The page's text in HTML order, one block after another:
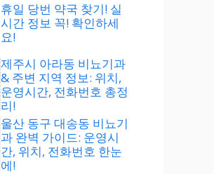
휴일 당번 약국 찾기! 실
시간 정보 꼭! 확인하세
요!
제주시 아라동 비뇨기과
& 주변 지역 정보: 위치,
운영시간, 전화번호 총정
리!
울산 동구 대송동 비뇨기
과 완벽 가이드: 운영시
간, 위치, 전화번호 한눈
에!